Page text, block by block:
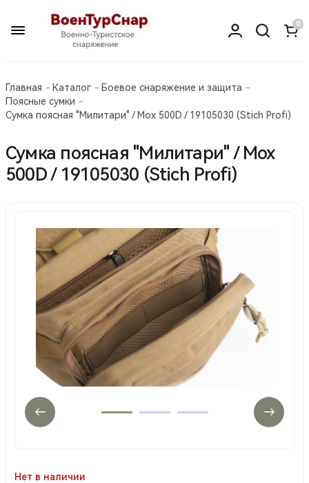
0
Главная Каталог
Боевое снаряжение и защита
Поясные сумки
Сумка поясная "Милитари" / Мох 500D / 19105030 (Stich Profi)
Сумка поясная "Милитари" / Мох
500D / 19105030 (Stich Profi)
Нет в наличии